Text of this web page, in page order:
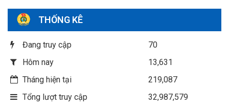
THỐNG KÊ
Đang truy cập
70
Hôm nay
13,631
Tháng hiện tại
219,087
Tổng lượt truy cập
32,987,579